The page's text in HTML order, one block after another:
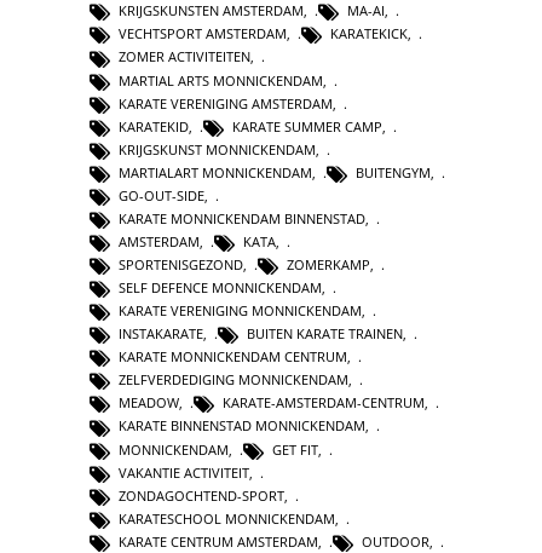
KRIJGSKUNSTEN AMSTERDAM, MA-AI,
VECHTSPORT AMSTERDAM, KARATEKICK,
ZOMER ACTIVITEITEN,
MARTIAL ARTS MONNICKENDAM
KARATE VERENIGING AMSTERDAM
KARATEKID
KARATE SUMMER CAMP
KRIJGSKUNST MONNICKENDAM
MARTIALART MONNICKENDAM
BUITENGYM
GO-OUT-SIDE
KARATE MONNICKENDAM BINNENSTAD
AMSTERDAM
KATA
SPORTENISGEZOND, ZOMERKAMP,
SELF DEFENCE MONNICKENDAM,
KARATE VERENIGING MONNICKENDAM,
INSTAKARATE, BUITEN KARATE TRAINEN,
KARATE MONNICKENDAM CENTRUM,
ZELFVERDEDIGING MONNICKENDAM,
MEADOW, KARATE-AMSTERDAM-CENTRUM,
KARATE BINNENSTAD MONNICKENDAM,
MONNICKENDAM
GET FIT
VAKANTIE ACTIVITEIT
ZONDAGOCHTEND-SPORT
KARATESCHOOL MONNICKENDAM
KARATE CENTRUM AMSTERDAM
OUTDOOR